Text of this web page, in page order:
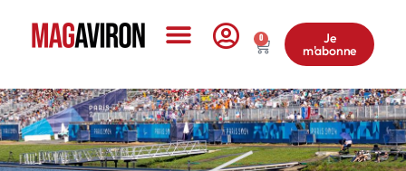
0 Je
m'abonne